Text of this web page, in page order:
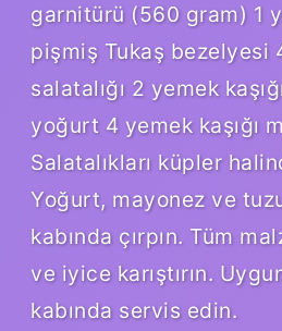
garnitürü (560 gram) 1
pişmiş Tukaş bezelyesi
salatalığı 2 yemek
yoğurt 4 yemek kaşığı
Salatalıkları küpler
Yoğurt, mayonez ve
kabında çırpın. Tüm
ve iyice karıştırın.
kabında servis edin.